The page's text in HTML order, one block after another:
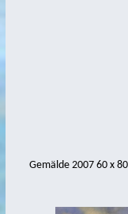
Gemälde 2007 60 x 80